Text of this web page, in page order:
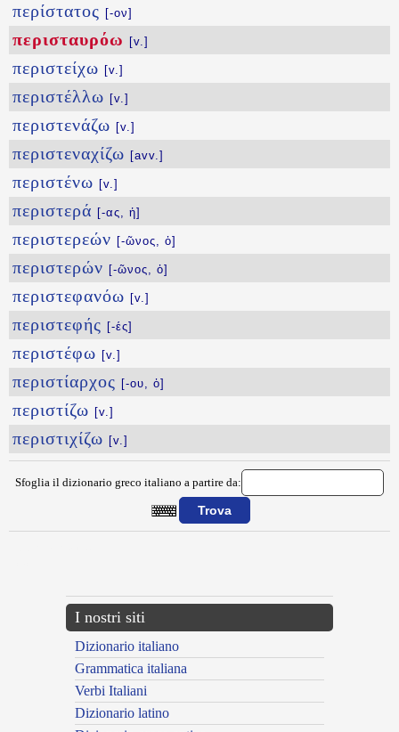
περίστατος [-ον]
περισταυρόω [v.]
περιστείχω [v.]
περιστέλλω [v.]
περιστενάζω [v.]
περιστεναχίζω [avv.]
περιστένω [v.]
περιστερά [-ας, ἡ]
περιστερεών [-ῶνος, ὁ]
περιστερών [-ῶνος, ὁ]
περιστεφανόω [v.]
περιστεφής [-ές]
περιστέφω [v.]
περιστίαρχος [-ου, ὁ]
περιστίζω [v.]
περιστιχίζω [v.]
Sfoglia il dizionario greco italiano a partire da:
I nostri siti
Dizionario italiano
Grammatica italiana
Verbi Italiani
Dizionario latino